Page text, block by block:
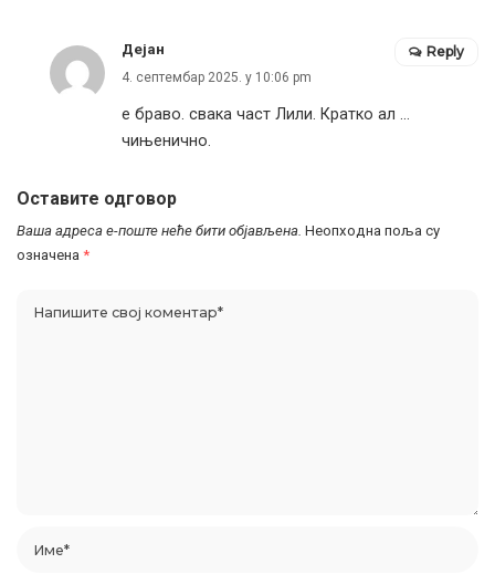
Дејан
4. септембар 2025. у 10:06 pm
е браво. свака част Лили. Кратко ал …
чињенично.
Reply
Оставите одговор
Ваша адреса е-поште неће бити објављена. Неопходна поља су
означена *